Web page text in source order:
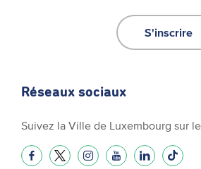
S'inscrire
Réseaux sociaux
Suivez la Ville de Luxembourg sur